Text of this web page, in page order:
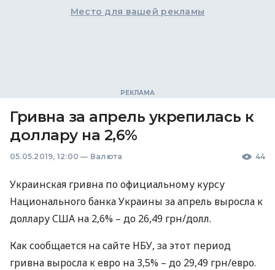
Место для вашей рекламы
Гривна за апрель укрепилась к
доллару на 2,6%
05.05.2019, 12:00 — Валюта 44
Украинская гривна по официальному курсу
Национального банка Украины за апрель выросла к
долларуСША на 2,6% – до 26,49 грн/долл.
Как сообщается на сайте НБУ, за этот период
гривна выросла к евро на 3,5% – до 29,49 грн/евро.